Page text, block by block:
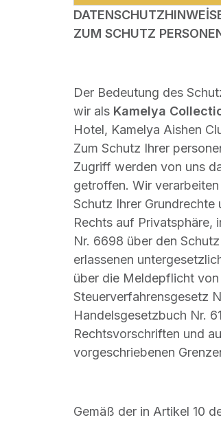
ZUM SCHUTZ
Der Bedeutung des
wir als Kamelya
Hotel, Kamelya Aishen
Zum Schutz Ihrer
Zugriff werden von uns
getroffen. Wir
Schutz Ihrer Grundrechte
Rechts auf Privatsphäre,
Nr. 6698 über den
erlassenen
über die Meldepflicht
Steuerverfahrensgesetz
Handelsgesetzbuch Nr.
Rechtsvorschriften und
vorgeschriebenen
Gemäß der in Artikel 10